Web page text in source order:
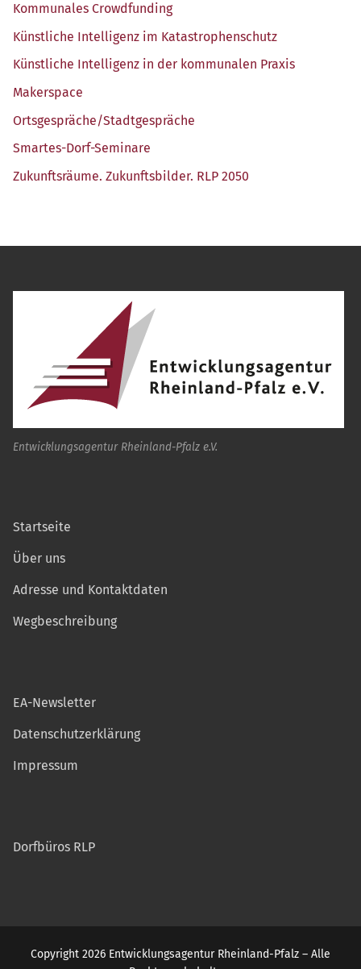
Kom­mu­na­les Crowdfunding
Künst­li­che Intel­li­genz im Katastrophenschutz
Künst­li­che Intel­li­genz in der kom­mu­na­len Praxis
Maker­space
Ortsgespräche/​Stadtgespräche
Smar­tes-Dorf-Semi­na­re
Zukunfts­räu­me. Zukunfts­bil­der. RLP 2050
Entwicklungsagentur Rheinland-Pfalz e.V.
Startseite
Über uns
Adresse und Kontaktdaten
Wegbeschreibung
EA-Newsletter
Datenschutzerklärung
Impressum
Dorfbüros RLP
Copyright 2026 Entwicklungsagentur Rheinland-Pfalz – Alle